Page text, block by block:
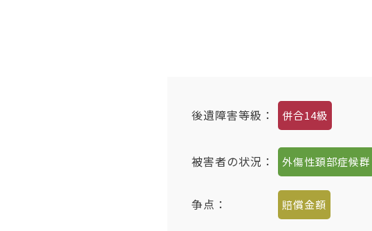
後遺障害等級： 併合14級
被害者の状況： 外傷性頚部症候群
争点： 賠償金額